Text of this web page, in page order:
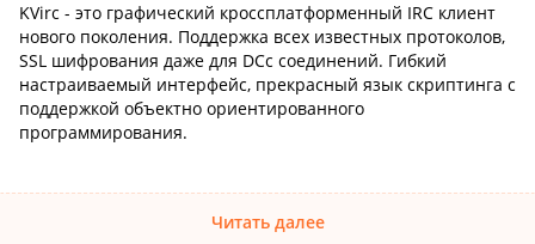
KVirc - это графический кроссплатформенный IRC клиент
нового поколения. Поддержка всех известных протоколов,
SSL шифрования даже для DCc соединений. Гибкий
настраиваемый интерфейс, прекрасный язык скриптинга с
поддержкой объектно ориентированного
программирования.
Читать далее